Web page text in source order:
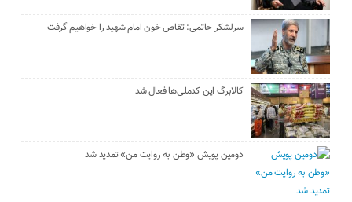
سرلشکر حاتمی: تقاص خون امام شهید را خواهیم گرفت
کالابرگ این کدملی‌ها فعال شد
دومین پویش «وطن به روایت من» تمدید شد